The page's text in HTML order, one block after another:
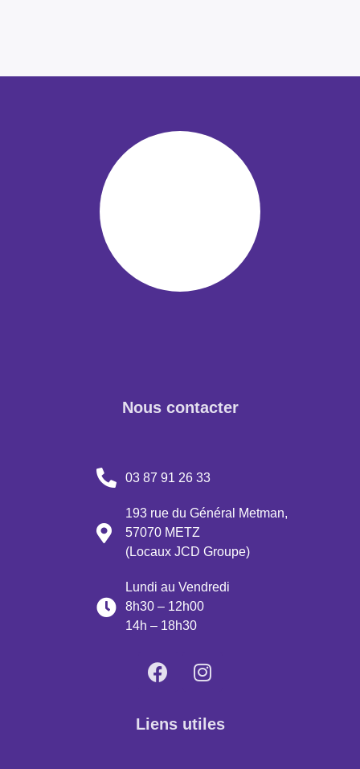
Nous contacter
03 87 91 26 33
193 rue du Général Metman,
57070 METZ
(Locaux JCD Groupe)
Lundi au Vendredi
8h30 – 12h00
14h – 18h30
Liens utiles